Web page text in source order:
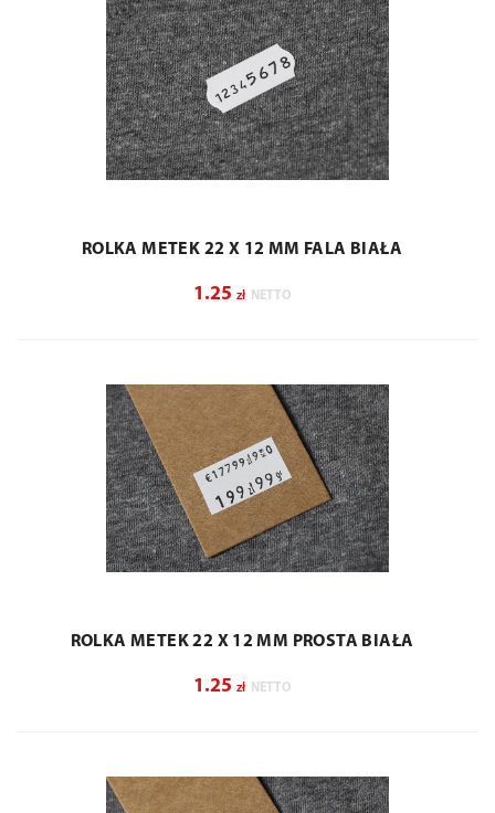
ROLKA METEK 22 X 12 MM FALA BIAŁA
1.25 zł NETTO
ROLKA METEK 22 X 12 MM PROSTA BIAŁA
1.25 zł NETTO